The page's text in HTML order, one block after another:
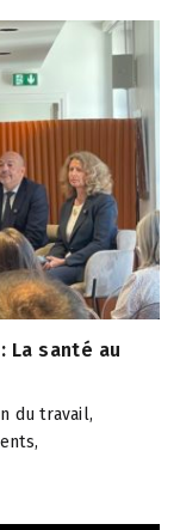
: La santé au
du travail,